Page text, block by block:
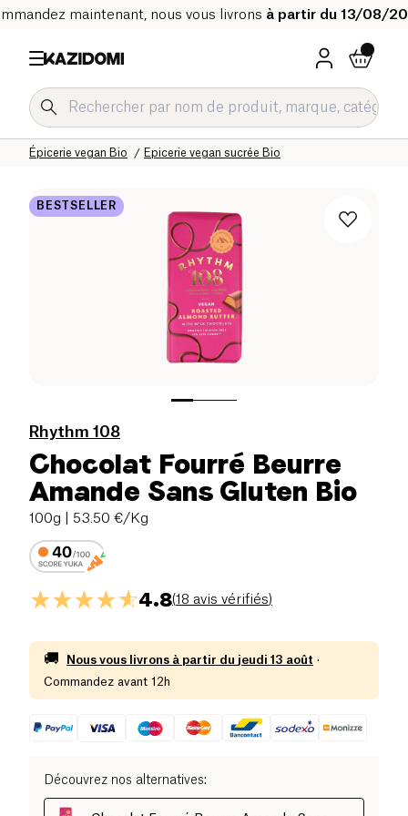
maintenant, nous vous livrons à partir du 13/08/
Epicerie vegan sucrée Bio
Épicerie vegan Bio
Régimes spécifiques
Notre catalogue bio
Accueil
BESTSELLER
Rhythm 108
Chocolat Fourré Beurre
Amande Sans Gluten Bio
100g | 53.50 €/Kg
4.8(18 avis vérifiés)
🚚 Nous vous livrons à partir du jeudi 13 août ·
Commandez avant 12h
Découvrez nos alternatives: